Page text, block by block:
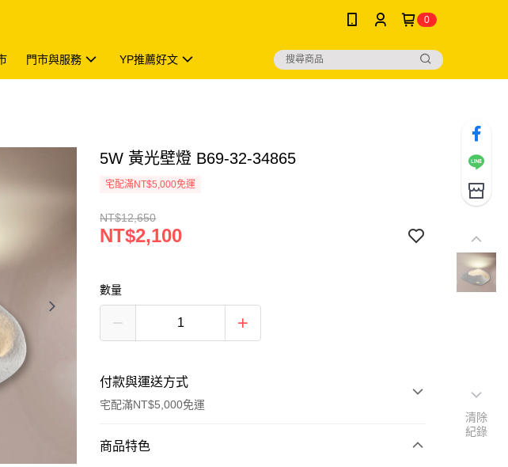
0
門市與服務 YP推薦好文
5W 黃光壁燈 B69-32-34865
宅配滿NT$5,000免運
NT$12,650
NT$2,100
數量
付款與運送方式
宅配滿NT$5,000免運
付款方式
商品特色
清除
紀錄